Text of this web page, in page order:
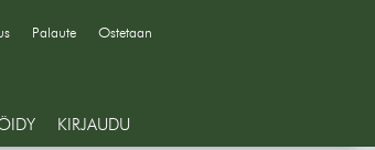
Palaute Ostetaan
KIRJAUDU